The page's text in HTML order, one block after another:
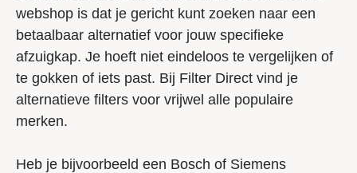
webshop is dat je gericht kunt zoeken naar een
betaalbaar alternatief voor jouw specifieke
afzuigkap. Je hoeft niet eindeloos te vergelijken of
te gokken of iets past. Bij Filter Direct vind je
alternatieve filters voor vrijwel alle populaire
merken.
Heb je bijvoorbeeld een Bosch of Siemens